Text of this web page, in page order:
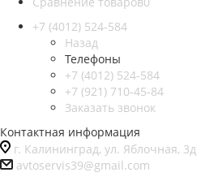
+7 (4012) 524-584
Назад
Телефоны
+7 (4012) 524-584
+7 (921) 710-45-84
Заказать звонок
Контактная информация
г. Калининград, ул. Яблочная, 3д
avtoservis39@gmail.com